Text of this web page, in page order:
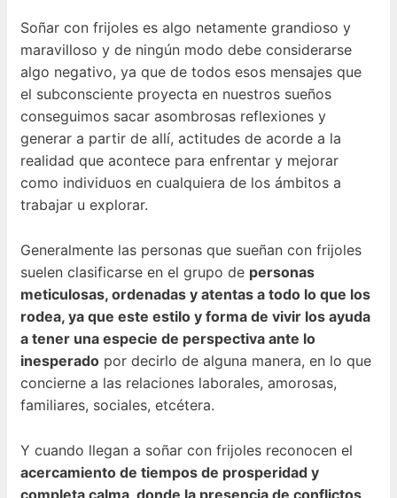
Soñar con frijoles es algo netamente grandioso y
maravilloso y de ningún modo debe considerarse
algo negativo, ya que de todos esos mensajes que
el subconsciente proyecta en nuestros sueños
conseguimos sacar asombrosas reflexiones y
generar a partir de allí, actitudes de acorde a la
realidad que acontece para enfrentar y mejorar
como individuos en cualquiera de los ámbitos a
trabajar u explorar.
Generalmente las personas que sueñan con frijoles
suelen clasificarse en el grupo de personas
meticulosas, ordenadas y atentas a todo lo que los
rodea, ya que este estilo y forma de vivir los ayuda
a tener una especie de perspectiva ante lo
inesperado por decirlo de alguna manera, en lo que
concierne a las relaciones laborales, amorosas,
familiares, sociales, etcétera.
Y cuando llegan a soñar con frijoles reconocen el
acercamiento de tiempos de prosperidad y
completa calma, donde la presencia de conflictos